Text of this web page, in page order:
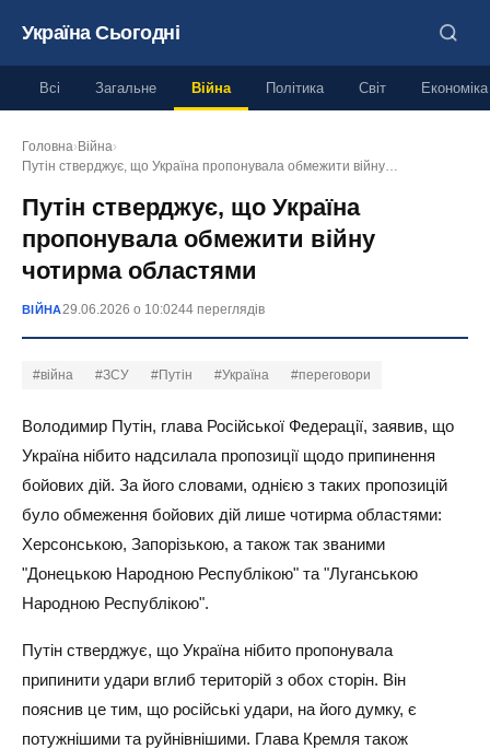
Україна Сьогодні
Всі Загальне Війна Політика Світ Економіка
Головна› Війна›
Путін стверджує, що Україна пропонувала обмежити війну…
Путін стверджує, що Україна
пропонувала обмежити війну
чотирма областями
ВІЙНА29.06.2026 о 10:0244 переглядів
#війна #ЗСУ #Путін #Україна #переговори
Володимир Путін, глава Російської Федерації, заявив, що
Україна нібито надсилала пропозиції щодо припинення
бойових дій. За його словами, однією з таких пропозицій
було обмеження бойових дій лише чотирма областями:
Херсонською, Запорізькою, а також так званими
"Донецькою Народною Республікою" та "Луганською
Народною Республікою".
Путін стверджує, що Україна нібито пропонувала
припинити удари вглиб територій з обох сторін. Він
пояснив це тим, що російські удари, на його думку, є
потужнішими та руйнівнішими. Глава Кремля також